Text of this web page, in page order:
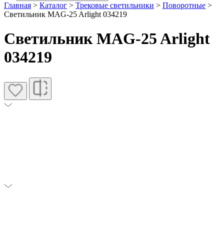
Главная > Каталог > Трековые светильники > Поворотные >
Светильник MAG-25 Arlight 034219
Светильник MAG-25 Arlight
034219